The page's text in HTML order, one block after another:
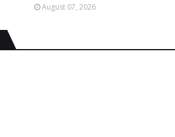
August 07, 2026